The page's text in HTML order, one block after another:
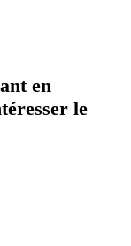
en
le